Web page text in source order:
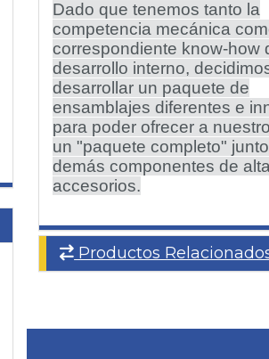
Dado que tenemos tanto la
competencia mecánica
correspondiente know-how
desarrollo interno,
desarrollar un paquete de
ensamblajes diferentes e
para poder ofrecer a
un "paquete completo"
demás componentes de
accesorios.
Productos